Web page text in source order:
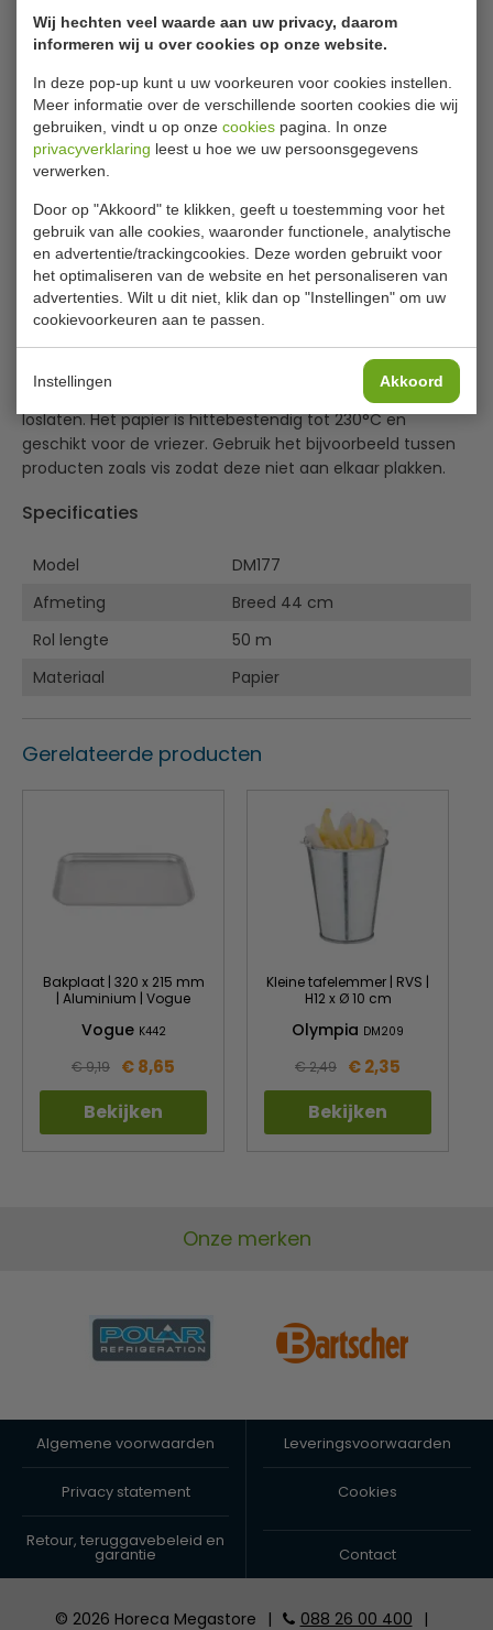
Wij hechten veel waarde aan uw privacy, daarom
informeren wij u over cookies op onze website.
In deze pop-up kunt u uw voorkeuren voor cookies instellen.
Meer informatie over de verschillende soorten cookies die wij
gebruiken, vindt u op onze cookies pagina. In onze
privacyverklaring leest u hoe we uw persoonsgegevens
verwerken.
Door op "Akkoord" te klikken, geeft u toestemming voor het
gebruik van alle cookies, waaronder functionele, analytische
en advertentie/trackingcookies. Deze worden gebruikt voor
het optimaliseren van de website en het personaliseren van
advertenties. Wilt u dit niet, klik dan op "Instellingen" om uw
cookievoorkeuren aan te passen.
Instellingen Akkoord
Minimum afname: 2
In winkelwagentje
Ofbetaal 3,57in 3 termijnenmet Klarna
✔ Gratis verzending* ✔ 24 uur levering ✔ Laagste
prijsgarantie
Vogue bakpapier 44 cm x 50 meter
Siliconen gecoat bakpapier van Vogue. Het bakpapier zit
in een stevige kartonnen dispenser met scherpe
kunststof scheurrand zodat u het papier eenvoudig op de
gewenste lengte kunt snijden. De siliconen coating op
beide zijden maakt het gebruik van boter of olie
overbodig en zorgt dat uw producten gemakkelijk
loslaten. Het papier is hittebestendig tot 230°C en
geschikt voor de vriezer. Gebruik het bijvoorbeeld tussen
producten zoals vis zodat deze niet aan elkaar plakken.
Specificaties
Model
DM177
Afmeting
Breed 44 cm
Rol lengte
50 m
Materiaal
Papier
Gerelateerde producten
Bakplaat | 320 x 215 mm
| Aluminium | Vogue
Vogue K442
€ 9,19 € 8,65
Bekijken
Kleine tafelemmer | RVS |
H12 x Ø 10 cm
Olympia DM209
€ 2,49 € 2,35
Bekijken
Onze merken
Algemene voorwaarden Leveringsvoorwaarden
Privacy statement Cookies
Retour, teruggavebeleid en
garantie Contact
© 2026 Horeca Megastore | 088 26 00 400 |